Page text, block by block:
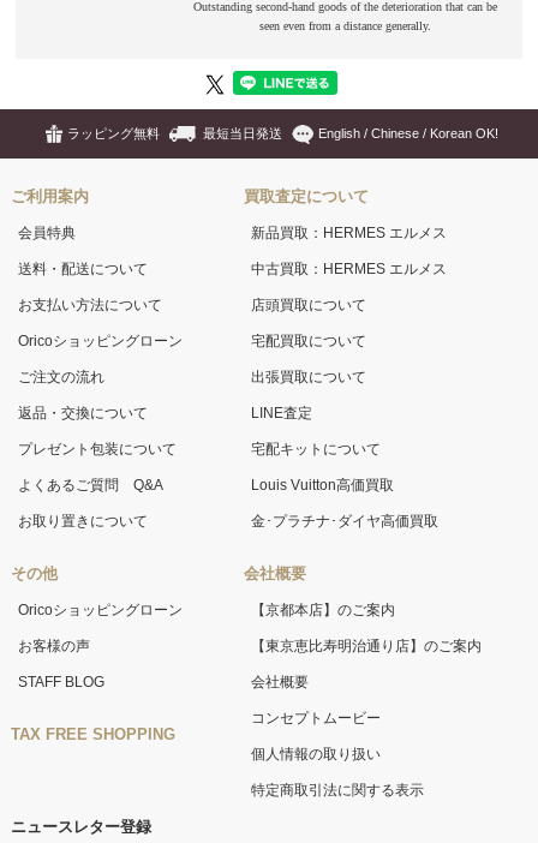
ラッピング無料 最短当日発送 English / Chinese / Korean OK!
ご利用案内
会員特典
送料・配送について
お支払い方法について
Oricoショッピングローン
ご注文の流れ
返品・交換について
プレゼント包装について
よくあるご質問 Q&A
お取り置きについて
その他
Oricoショッピングローン
お客様の声
STAFF BLOG
TAX FREE SHOPPING
買取査定について
新品買取：HERMES エルメス
中古買取：HERMES エルメス
店頭買取について
宅配買取について
出張買取について
LINE査定
宅配キットについて
Louis Vuitton高価買取
金･プラチナ･ダイヤ高価買取
会社概要
【京都本店】のご案内
【東京恵比寿明治通り店】のご案内
会社概要
コンセプトムービー
個人情報の取り扱い
特定商取引法に関する表示
ニュースレター登録